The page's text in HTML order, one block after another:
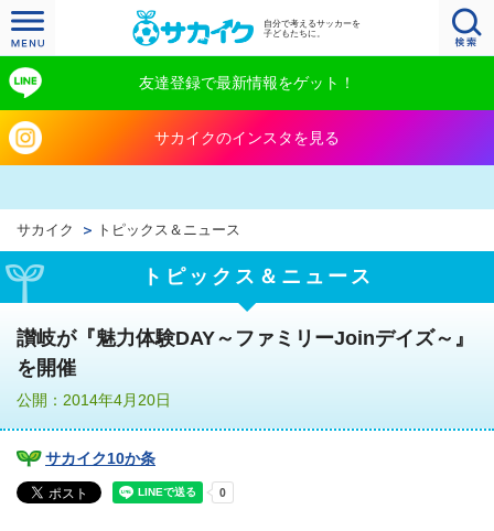
自分で考えるサッカーを
子どもたちに。
友達登録で最新情報をゲット！
サカイクのインスタを見る
サカイク トピックス＆ニュース
トピックス＆ニュース
讃岐が『魅力体験DAY～ファミリーJoinデイズ～』
を開催
公開：2014年4月20日
サカイク10か条